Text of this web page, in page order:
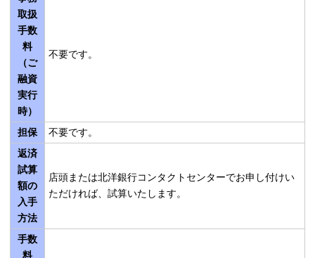
取扱
手数
料
（ご
融資
実行
時）
不要です。
担保
不要です。
返済
試算
額の
入手
方法
店頭または北洋銀行コンタクトセンターでお申し付けい
ただければ、試算いたします。
手数
料